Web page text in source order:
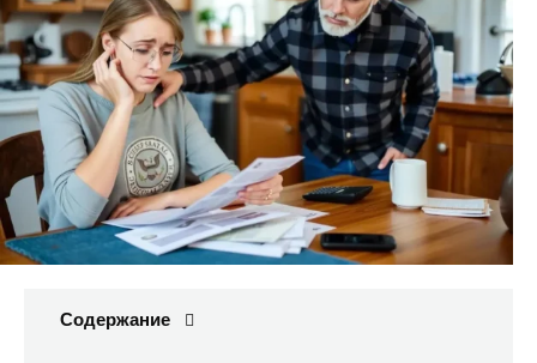
Содержание